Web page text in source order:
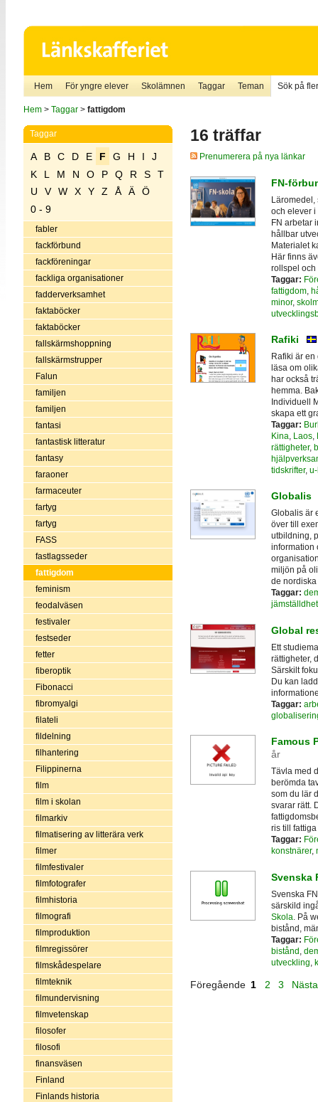
Hem För yngre elever Skolämnen Taggar Teman Sök på
Hem> Taggar> fattigdom
Taggar
A B C D E F G H I
J
K
L M N O P Q R S
T
U
V W X Y Z Å Ä
Ö
0 - 9
fabler
fackförbund
fackföreningar
fackliga organisationer
fadderverksamhet
faktaböcker
faktaböcker
fallskärmshoppning
fallskärmstrupper
Falun
familjen
familjen
fantasi
fantastisk litteratur
fantasy
faraoner
farmaceuter
fartyg
fartyg
FASS
fastlagsseder
fattigdom
feminism
feodalväsen
festivaler
festseder
fetter
fiberoptik
Fibonacci
fibromyalgi
filateli
fildelning
filhantering
Filippinerna
film
film i skolan
filmarkiv
filmatisering av litterära verk
filmer
filmfestivaler
filmfotografer
filmhistoria
filmografi
filmproduktion
filmregissörer
filmskådespelare
filmteknik
filmundervisning
filmvetenskap
filosofer
filosofi
finansväsen
Finland
Finlands historia
16 träffar
Prenumerera på nya länkar
FN-
Läromedel,
och elever i
FN arbetar
hållbar
Materialet
Här finns
rollspel och
Taggar:
fattigdom,
minor,
Rafiki
Rafiki är
läsa om
har också
hemma.
Individuell
skapa ett
Taggar:
Kina, Laos,
rättigheter,
tidskrifter,
Globalis
Globalis är
över till
utbildning,
information
miljön på
de
Taggar:
jämställdhet
Global
Ett
rättigheter,
Särskilt
Du kan
Taggar:
Famous
år
Tävla med
berömda
som du lär
svarar rätt.
ris till
Taggar:
konstnärer,
Svenska
Svenska
särskild
Skola . På
bistånd,
Taggar:
bistånd
utveckling
Föregående 1 2 3